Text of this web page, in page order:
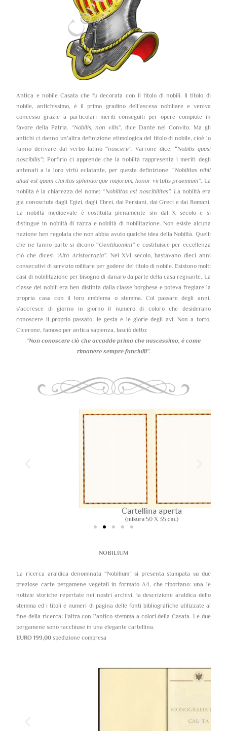
Antica e nobile Casata che fu decorata con il titolo di nobili. Il titolo di
nobile, antichissimo, è il primo gradino dell’ascesa nobiliare e veniva
concesso grazie a particolari meriti conseguiti per opere compiute in
favore della Patria. “Nobilis, non vilis”, dice Dante nel Convito. Ma gli
antichi ci danno un’altra definizione etimologica del titolo di nobile, cioè lo
fanno derivare dal verbo latino “noscere”. Varrone dice: “Nobilis quasi
noscibilis”; Porfirio ci apprende che la nobiltà rappresenta i meriti degli
antenati a la loro virtù eclatante, per questa definizione: “Nobilitas nihil
aliud est quam claritas splendorque majorum, honor virtutis praemium”. La
nobilta è la chiarezza del nome: “Nobilitas est noscibilitas”. La nobiltà era
già conosciuta dagli Egizi, dagli Ebrei, dai Persiani, dai Greci e dai Romani.
La nobiltà medioevale è costituita pienamente sin dal X secolo e si
distingue in nobiltà di razza e nobiltà di nobilitazione. Non esiste alcuna
nazione ben regolata che non abbia avuto qualche idea della Nobiltà. Quelli
che ne fanno parte si dicono “Gentiluomini”e costituisce per eccellenza
ciò che dicesi “Alta Aristocrazia”. Nel XVI secolo, bastavano dieci anni
consecutivi di servizio militare per godere del titolo di nobile. Esistono molti
casi di nobilitazione per bisogno di danaro da parte della casa regnante. La
classe dei nobili era ben distinta dalla classe borghese e poteva fregiare la
propria casa con il loro emblema o stemma. Col passare degli anni,
s’accresce di giorno in giorno il numero di coloro che desiderano
conoscere il proprio passato, le gesta e le glorie degli avi. Non a torto,
Cicerone, famoso per antica sapienza, lasciò detto:
“Non conoscere ciò che accadde prima che nascessimo, è come
rimanere sempre fanciulli”.
NOBILIUM
La ricerca araldica denominata “Nobilium” si presenta stampata su due
preziose carte pergamene vegetali in formato A4, che riportano: una le
notizie storiche repertate nei nostri archivi, la descrizione araldica dello
stemma ed i titoli e numeri di pagina delle fonti bibliografiche utilizzate al
fine della ricerca; l’altra con l’antico stemma a colori della Casata. Le due
pergamene sono racchiuse in una elegante cartellina.
EURO 199,00 spedizione compresa